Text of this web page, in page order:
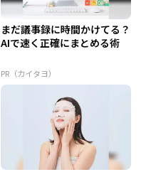
まだ議事録に時間かけてる？
AIで速く正確にまとめる術
PR（カイタヨ）